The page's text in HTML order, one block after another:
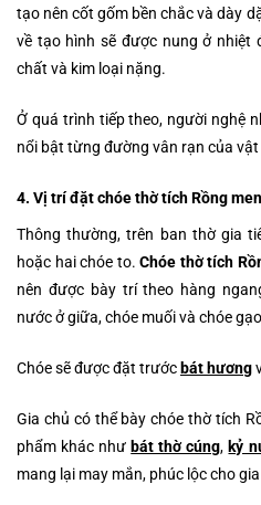
tạo nên cốt gốm bền chắc và dày
về tạo hình sẽ được nung ở nhiệt
chất và kim loại nặng.
Ở quá trình tiếp theo, người nghệ
nổi bật từng đường vân rạn của
4. Vị trí đặt chóe thờ tích Rồng
Thông thường, trên ban thờ gia
hoặc hai chóe to. Chóe thờ tích
nên được bày trí theo hàng
nước ở giữa, chóe muối và chóe
Chóe sẽ được đặt trước bát hương
Gia chủ có thể bày chóe thờ tích
phẩm khác như bát thờ cúng, kỷ
mang lại may mắn, phúc lộc cho